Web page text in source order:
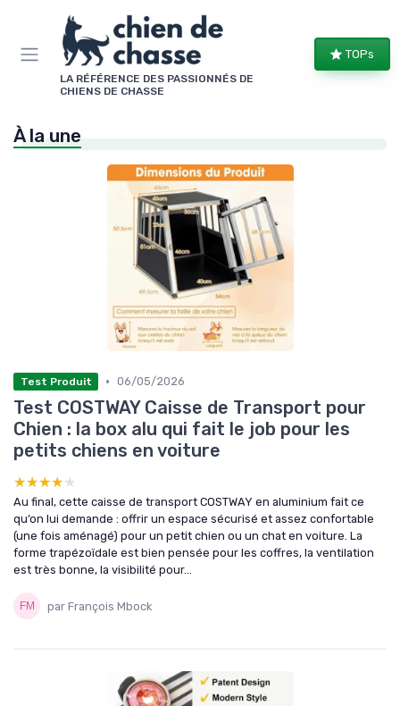
LA RÉFÉRENCE DES PASSIONNÉS DE
CHIENS DE CHASSE
TOPs
À la une
Test Produit • 06/05/2026
Test COSTWAY Caisse de Transport pour
Chien : la box alu qui fait le job pour les
petits chiens en voiture
★★★★★
★★★★★
Au final, cette caisse de transport COSTWAY en aluminium fait ce
qu’on lui demande : offrir un espace sécurisé et assez confortable
(une fois aménagé) pour un petit chien ou un chat en voiture. La
forme trapézoïdale est bien pensée pour les coffres, la ventilation
est très bonne, la visibilité pour...
par François Mbock
Panneau de gestion des cookies